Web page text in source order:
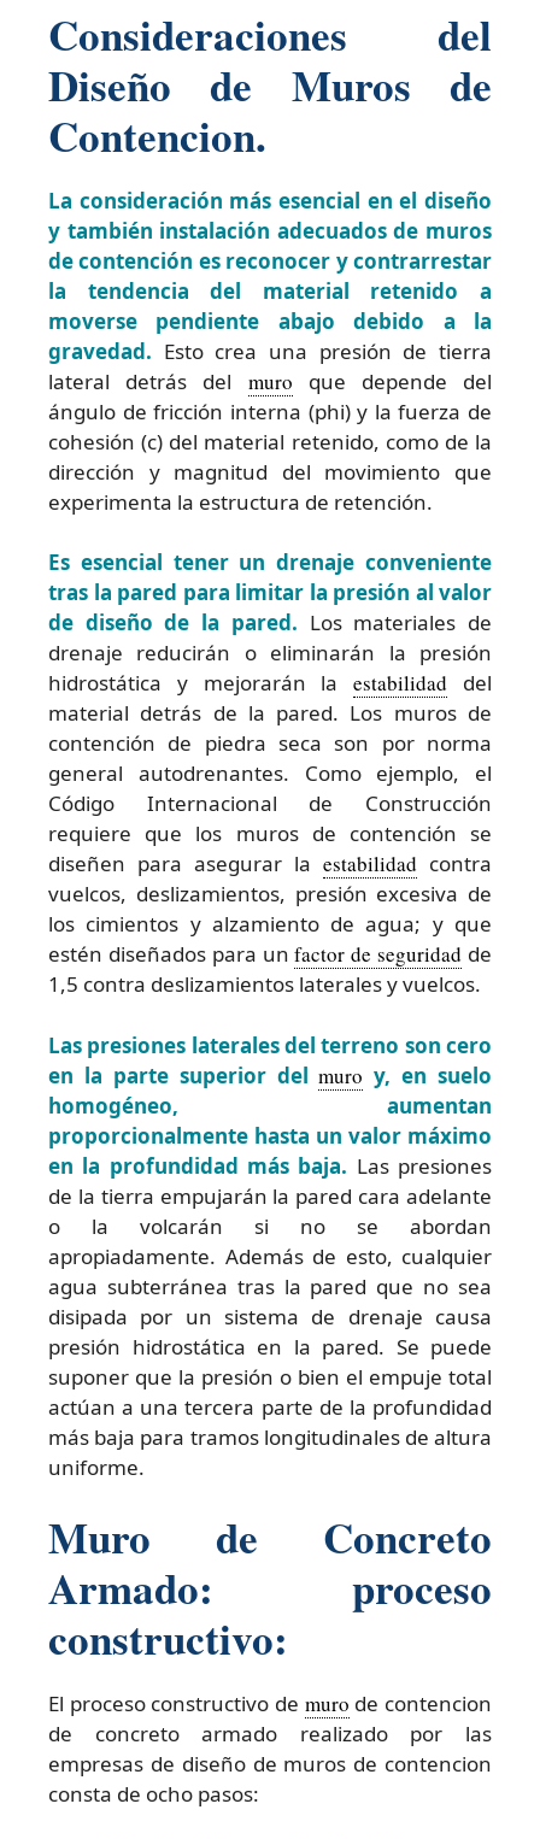
Consideraciones del
Diseño de Muros de
Contencion.
La consideración más esencial en el diseño
y también instalación adecuados de muros
de contención es reconocer y contrarrestar
la tendencia del material retenido a
moverse pendiente abajo debido a la
gravedad. Esto crea una presión de tierra
lateral detrás del muro que depende del
ángulo de fricción interna (phi) y la fuerza de
cohesión (c) del material retenido, como de la
dirección y magnitud del movimiento que
experimenta la estructura de retención.
Es esencial tener un drenaje conveniente
tras la pared para limitar la presión al valor
de diseño de la pared. Los materiales de
drenaje reducirán o eliminarán la presión
hidrostática y mejorarán laestabilidad del
material detrás de la pared. Los muros de
contención de piedra seca son por norma
general autodrenantes. Como ejemplo, el
Código Internacional de Construcción
requiere que los muros de contención se
diseñen para asegurar la estabilidad contra
vuelcos, deslizamientos, presión excesiva de
los cimientos y alzamiento de agua; y que
estén diseñados para unfactor de seguridad de
1,5 contra deslizamientos laterales y vuelcos.
Las presiones laterales del terreno son cero
en la parte superior delmuro y, en suelo
homogéneo, aumentan
proporcionalmente hasta un valor máximo
en la profundidad más baja. Las presiones
de la tierra empujarán la pared cara adelante
o la volcarán si no se abordan
apropiadamente. Además de esto, cualquier
agua subterránea tras la pared que no sea
disipada por un sistema de drenaje causa
presión hidrostática en la pared. Se puede
suponer que la presión o bien el empuje total
actúan a una tercera parte de la profundidad
más baja para tramos longitudinales de altura
uniforme.
Muro de Concreto
Armado: proceso
constructivo:
El proceso constructivo de muro de contencion
de concreto armado realizado por las
empresas de diseño de muros de contencion
consta de ocho pasos: